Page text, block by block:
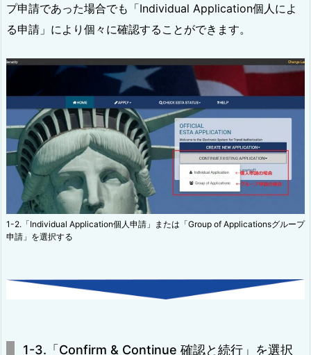
プ申請であった場合でも「Individual Application個人によ
る申請」により個々に確認することができます。
1-2.「Individual Application個人申請」または「Group of Applicationsグループ
申請」を選択する
1-3.「Confirm & Continue 確認と続行」を選択